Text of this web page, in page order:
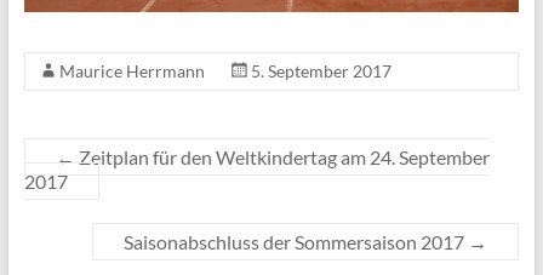
Maurice Herrmann 5. September 2017
← Zeitplan für den Weltkindertag am 24. September
2017
Saisonabschluss der Sommersaison 2017 →